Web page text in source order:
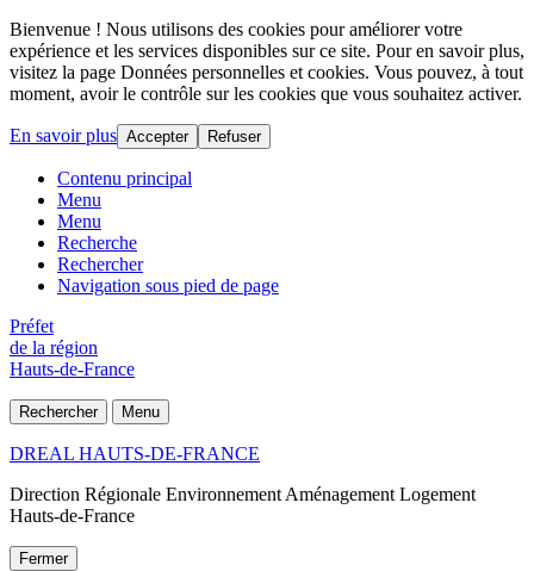
Bienvenue ! Nous utilisons des cookies pour améliorer votre
expérience et les services disponibles sur ce site. Pour en savoir plus,
visitez la page Données personnelles et cookies. Vous pouvez, à tout
moment, avoir le contrôle sur les cookies que vous souhaitez activer.
En savoir plus Accepter Refuser
Contenu principal
Menu
Menu
Recherche
Rechercher
Navigation sous pied de page
Préfet
de la région
Hauts-de-France
Rechercher Menu
DREAL HAUTS-DE-FRANCE
Direction Régionale Environnement Aménagement Logement
Hauts-de-France
Fermer